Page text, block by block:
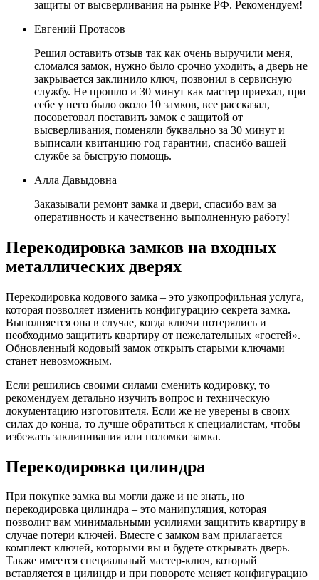
защиты от высверливания на рынке РФ. Рекомендуем!
Евгений Протасов
Решил оставить отзыв так как очень выручили меня,
сломался замок, нужно было срочно уходить, а дверь не
закрывается заклинило ключ, позвонил в сервисную
службу. Не прошло и 30 минут как мастер приехал, при
себе у него было около 10 замков, все рассказал,
посоветовал поставить замок с защитой от
высверливания, поменяли буквально за 30 минут и
выписали квитанцию год гарантии, спасибо вашей
службе за быструю помощь.
Алла Давыдовна
Заказывали ремонт замка и двери, спасибо вам за
оперативность и качественно выполненную работу!
Перекодировка замков на входных
металлических дверях
Перекодировка кодового замка – это узкопрофильная услуга,
которая позволяет изменить конфигурацию секрета замка.
Выполняется она в случае, когда ключи потерялись и
необходимо защитить квартиру от нежелательных «гостей».
Обновленный кодовый замок открыть старыми ключами
станет невозможным.
Если решились своими силами сменить кодировку, то
рекомендуем детально изучить вопрос и техническую
документацию изготовителя. Если же не уверены в своих
силах до конца, то лучше обратиться к специалистам, чтобы
избежать заклинивания или поломки замка.
Перекодировка цилиндра
При покупке замка вы могли даже и не знать, но
перекодировка цилиндра – это манипуляция, которая
позволит вам минимальными усилиями защитить квартиру в
случае потери ключей. Вместе с замком вам прилагается
комплект ключей, которыми вы и будете открывать дверь.
Также имеется специальный мастер-ключ, который
вставляется в цилиндр и при повороте меняет конфигурацию